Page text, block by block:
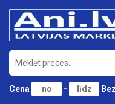
Cena -